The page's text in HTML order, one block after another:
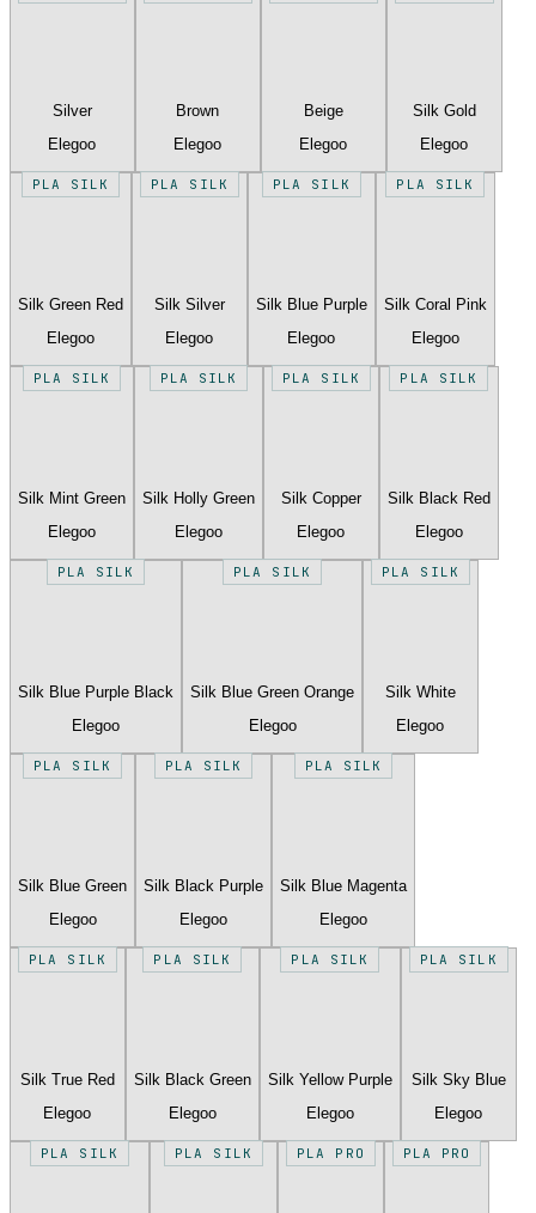
Silver
Elegoo
Brown
Elegoo
Beige
Elegoo
Silk Gold
Elegoo
PLA SILK
Silk Green Red
Elegoo
PLA SILK
Silk Silver
Elegoo
PLA SILK
Silk Blue Purple
Elegoo
PLA SILK
Silk Coral Pink
Elegoo
PLA SILK
Silk Mint Green
Elegoo
PLA SILK
Silk Holly Green
Elegoo
PLA SILK
Silk Copper
Elegoo
PLA SILK
Silk Black Red
Elegoo
PLA SILK
Silk Blue Purple Black
Elegoo
PLA SILK
Silk Blue Green Orange
Elegoo
PLA SILK
Silk White
Elegoo
PLA SILK
Silk Blue Green
Elegoo
PLA SILK
Silk Black Purple
Elegoo
PLA SILK
Silk Blue Magenta
Elegoo
PLA SILK
Silk True Red
Elegoo
PLA SILK
Silk Black Green
Elegoo
PLA SILK
Silk Yellow Purple
Elegoo
PLA SILK
Silk Sky Blue
Elegoo
PLA SILK PLA SILK PLA PRO PLA PRO